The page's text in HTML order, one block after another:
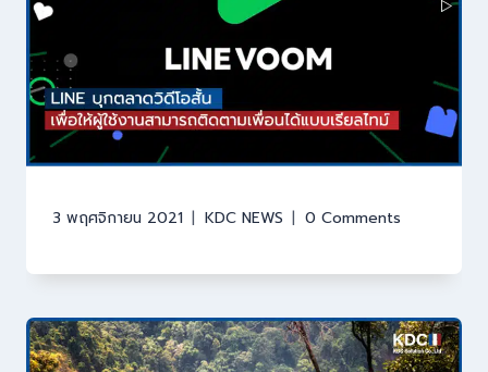
3 พฤศจิกายน 2021 KDC NEWS 0 Comments